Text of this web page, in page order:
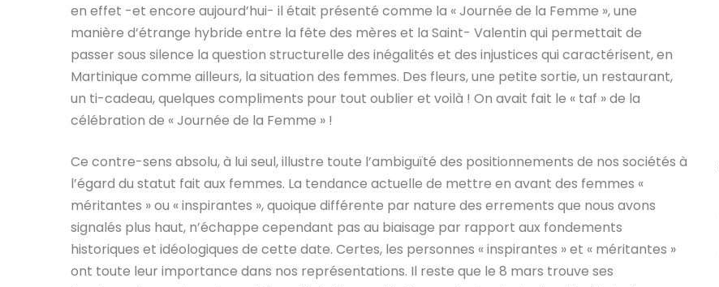
en effet -et encore aujourd’hui- il était présenté comme la « Journée de la Femme », une
manière d’étrange hybride entre la fête des mères et la Saint- Valentin qui permettait de
passer sous silence la question structurelle des inégalités et des injustices qui caractérisent, en
Martinique comme ailleurs, la situation des femmes. Des fleurs, une petite sortie, un restaurant,
un ti-cadeau, quelques compliments pour tout oublier et voilà ! On avait fait le « taf » de la
célébration de « Journée de la Femme » !
Ce contre-sens absolu, à lui seul, illustre toute l’ambiguïté des positionnements de nos sociétés à
l’égard du statut fait aux femmes. La tendance actuelle de mettre en avant des femmes «
méritantes » ou « inspirantes », quoique différente par nature des errements que nous avons
signalés plus haut, n’échappe cependant pas au biaisage par rapport aux fondements
historiques et idéologiques de cette date. Certes, les personnes « inspirantes » et « méritantes »
ont toute leur importance dans nos représentations. Il reste que le 8 mars trouve ses